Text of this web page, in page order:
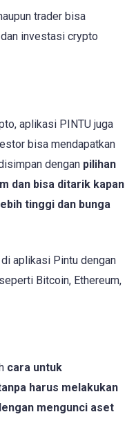
trader bisa
investasi crypto
aplikasi PINTU juga
bisa mendapatkan
dengan pilihan
dan bisa ditarik kapan
tinggi dan bunga
aplikasi Pintu dengan
Bitcoin, Ethereum,
cara untuk
harus melakukan
mengunci aset